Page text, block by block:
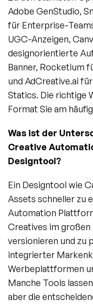
Adobe GenStudio,
für Enterprise-
UGC-Anzeigen,
designorientierte
Banner, Rocketium
und AdCreative.ai
Statics. Die richtige
Format Sie am
Was ist der
Creative
Designtool?
Ein Designtool wie
Assets schneller zu
Automation
Creatives im großen
versionieren und zu
integrierter
Werbeplattformen
Manche Tools
aber die